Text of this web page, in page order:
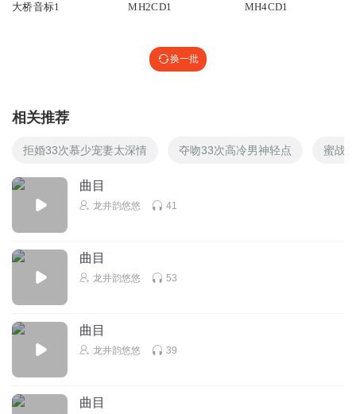
大桥音标1 MH2CD1 MH4CD1
换一批
相关推荐
拒婚33次慕少宠妻太深情 夺吻33次高冷男神轻点 蜜战
曲目
龙井韵悠悠 41
曲目
龙井韵悠悠 53
曲目
龙井韵悠悠 39
曲目